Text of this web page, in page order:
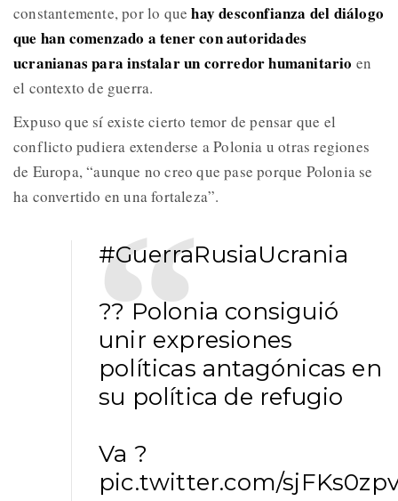
constantemente, por lo quehay desconfianza del diálogo
que han comenzado a tener con autoridades
ucranianas para instalar un corredor humanitario en
el contexto de guerra.
Expuso que sí existe cierto temor de pensar que el
conflicto pudiera extenderse a Polonia u otras regiones
de Europa, “aunque no creo que pase porque Polonia se
ha convertido en una fortaleza”.
#GuerraRusiaUcrania
?? Polonia consiguió
unir expresiones
políticas antagónicas en
su política de refugio
Va ?
pic.twitter.com/